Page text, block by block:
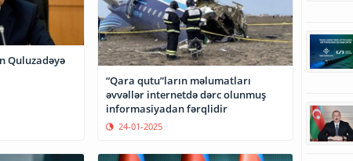
Quluzadəyə
“Qara qutu”ların məlumatları
əvvəllər internetdə dərc olunmuş
informasiyadan fərqlidir
24-01-2025